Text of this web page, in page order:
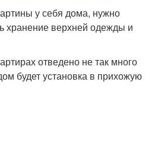
у себя дома, нужно
хранение верхней одежды и
отведено не так много
будет установка в прихожую